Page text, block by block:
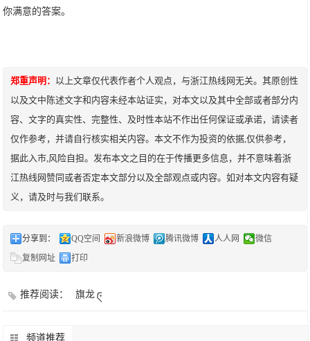
你满意的答案。
郑重声明： 以上文章仅代表作者个人观点，与浙江热线网无关。其原创性
以及文中陈述文字和内容未经本站证实，对本文以及其中全部或者部分内
容、文字的真实性、完整性、及时性本站不作出任何保证或承诺，请读者
仅作参考，并请自行核实相关内容。本文不作为投资的依据,仅供参考，
据此入市,风险自担。发布本文之目的在于传播更多信息，并不意味着浙
江热线网赞同或者否定本文部分以及全部观点或内容。如对本文内容有疑
义，请及时与我们联系。
分享到： QQ空间 新浪微博 腾讯微博 人人网
微信
复制网址
打印
推荐阅读： 旗龙
频道推荐